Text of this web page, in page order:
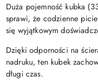
Duża pojemność kubka
sprawi, że codzienne
się wyjątkowym
Dzięki odporności na
nadruku, ten kubek
długi czas.